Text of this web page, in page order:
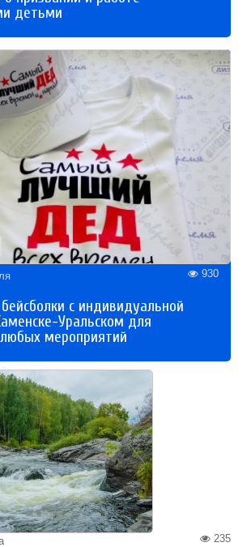
детьми
930
с индивидуальной
Уральском для
мероприятий
235